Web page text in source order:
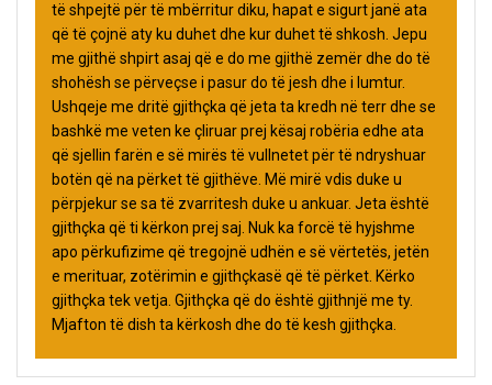
të shpejtë për të mbërritur diku, hapat e sigurt janë ata
që të çojnë aty ku duhet dhe kur duhet të shkosh. Jepu
me gjithë shpirt asaj që e do me gjithë zemër dhe do të
shohësh se përveçse i pasur do të jesh dhe i lumtur.
Ushqeje me dritë gjithçka që jeta ta kredh në terr dhe se
bashkë me veten ke çliruar prej kësaj robëria edhe ata
që sjellin farën e së mirës të vullnetet për të ndryshuar
botën që na përket të gjithëve. Më mirë vdis duke u
përpjekur se sa të zvarritesh duke u ankuar. Jeta është
gjithçka që ti kërkon prej saj. Nuk ka forcë të hyjshme
apo përkufizime që tregojnë udhën e së vërtetës, jetën
e merituar, zotërimin e gjithçkasë që të përket. Kërko
gjithçka tek vetja. Gjithçka që do është gjithnjë me ty.
Mjafton të dish ta kërkosh dhe do të kesh gjithçka.